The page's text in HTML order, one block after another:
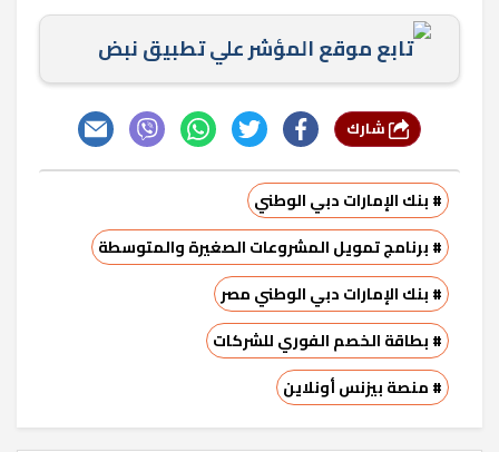
تابع موقع المؤشر علي تطبيق نبض
# بنك الإمارات دبي الوطني
# برنامج تمويل المشروعات الصغيرة والمتوسطة
# بنك الإمارات دبي الوطني مصر
# بطاقة الخصم الفوري للشركات
# منصة بيزنس أونلاين